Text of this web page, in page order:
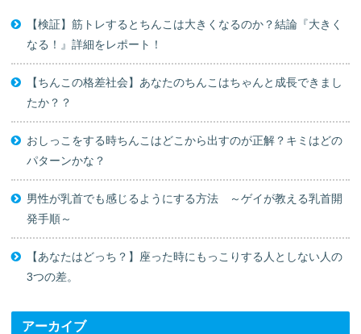
【検証】筋トレするとちんこは大きくなるのか？結論『大きく
なる！』詳細をレポート！
【ちんこの格差社会】あなたのちんこはちゃんと成長できまし
たか？？
おしっこをする時ちんこはどこから出すのが正解？キミはどの
パターンかな？
男性が乳首でも感じるようにする方法 ～ゲイが教える乳首開
発手順～
【あなたはどっち？】座った時にもっこりする人としない人の
3つの差。
アーカイブ